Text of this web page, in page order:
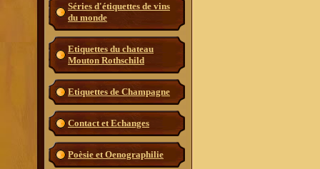
Séries d'étiquettes de vins
du monde
Etiquettes du chateau
Mouton Rothschild
Etiquettes de Champagne
Contact et Echanges
Poèsie et Oenographilie